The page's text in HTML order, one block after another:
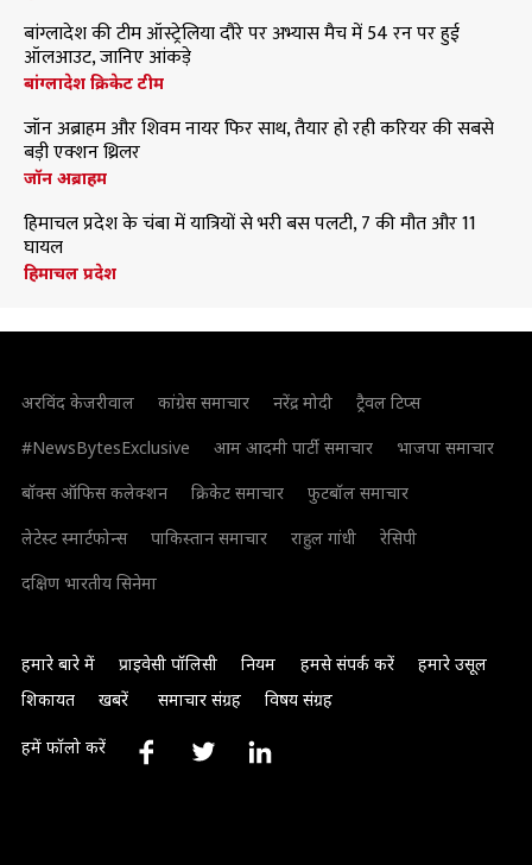
बांग्लादेश की टीम ऑस्ट्रेलिया दौरे पर अभ्यास मैच में 54 रन पर हुई
ऑलआउट, जानिए आंकड़े
बांग्लादेश क्रिकेट टीम
जॉन अब्राहम और शिवम नायर फिर साथ, तैयार हो रही करियर की सबसे
बड़ी एक्शन थ्रिलर
जॉन अब्राहम
हिमाचल प्रदेश के चंबा में यात्रियों से भरी बस पलटी, 7 की मौत और 11
घायल
हिमाचल प्रदेश
अरविंद केजरीवाल कांग्रेस समाचार नरेंद्र मोदी
ट्रैवल टिप्स
#NewsBytesExclusive
आम आदमी पार्टी समाचार
भाजपा समाचार
बॉक्स ऑफिस कलेक्शन
क्रिकेट समाचार
फुटबॉल समाचार
लेटेस्ट स्मार्टफोन्स
पाकिस्तान समाचार राहुल गांधी
रेसिपी
दक्षिण भारतीय सिनेमा
हमारे बारे में प्राइवेसी पॉलिसी नियम हमसे संपर्क करें
हमारे उसूल
शिकायत
खबरें समाचार संग्रह विषय संग्रह
हमें फॉलो करें